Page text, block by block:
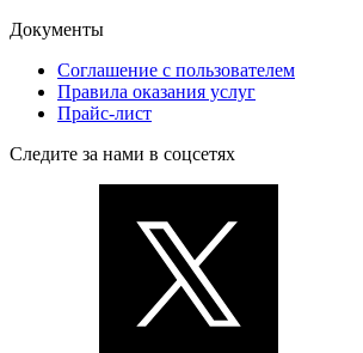
Документы
Соглашение с пользователем
Правила оказания услуг
Прайс-лист
Следите за нами в соцсетях